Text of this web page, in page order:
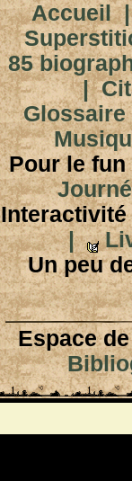
Accueil
85
|
Glossaire
Pour le fun
Interactivité
|
Un peu
Espace